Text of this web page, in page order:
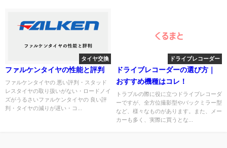
タイヤ交換
ファルケンタイヤの性能と評判
ファルケンタイヤの 悪い評判・スタッド
レスタイヤの取り扱いがない・ロードノイ
ズがうるさいファルケンタイヤの 良い評
判・タイヤの減りが遅い・コ...
ドライブレコーダー
ドライブレコーダーの選び方｜
おすすめ機種はコレ！
トラブルの際に役に立つドライブレコーダ
ーですが、全方位撮影型やバックミラー型
など、様々なものがあります。また、メー
カーも多く、実際に買うとな...